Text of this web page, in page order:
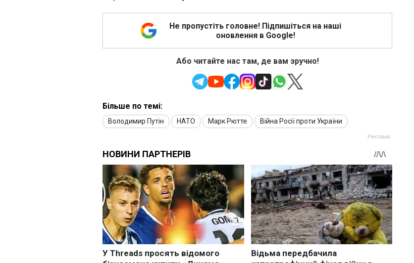
Не пропустіть головне! Підпишіться на наші
оновлення в Google!
Або читайте нас там, де вам зручно!
Більше по темі:
Володимир Путін НАТО Марк Рютте Війна Росії проти України